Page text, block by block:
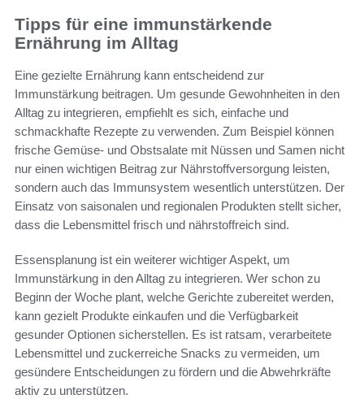
Tipps für eine immunstärkende
Ernährung im Alltag
Eine gezielte Ernährung kann entscheidend zur
Immunstärkung beitragen. Um gesunde Gewohnheiten in den
Alltag zu integrieren, empfiehlt es sich, einfache und
schmackhafte Rezepte zu verwenden. Zum Beispiel können
frische Gemüse- und Obstsalate mit Nüssen und Samen nicht
nur einen wichtigen Beitrag zur Nährstoffversorgung leisten,
sondern auch das Immunsystem wesentlich unterstützen. Der
Einsatz von saisonalen und regionalen Produkten stellt sicher,
dass die Lebensmittel frisch und nährstoffreich sind.
Essensplanung ist ein weiterer wichtiger Aspekt, um
Immunstärkung in den Alltag zu integrieren. Wer schon zu
Beginn der Woche plant, welche Gerichte zubereitet werden,
kann gezielt Produkte einkaufen und die Verfügbarkeit
gesunder Optionen sicherstellen. Es ist ratsam, verarbeitete
Lebensmittel und zuckerreiche Snacks zu vermeiden, um
gesündere Entscheidungen zu fördern und die Abwehrkräfte
aktiv zu unterstützen.